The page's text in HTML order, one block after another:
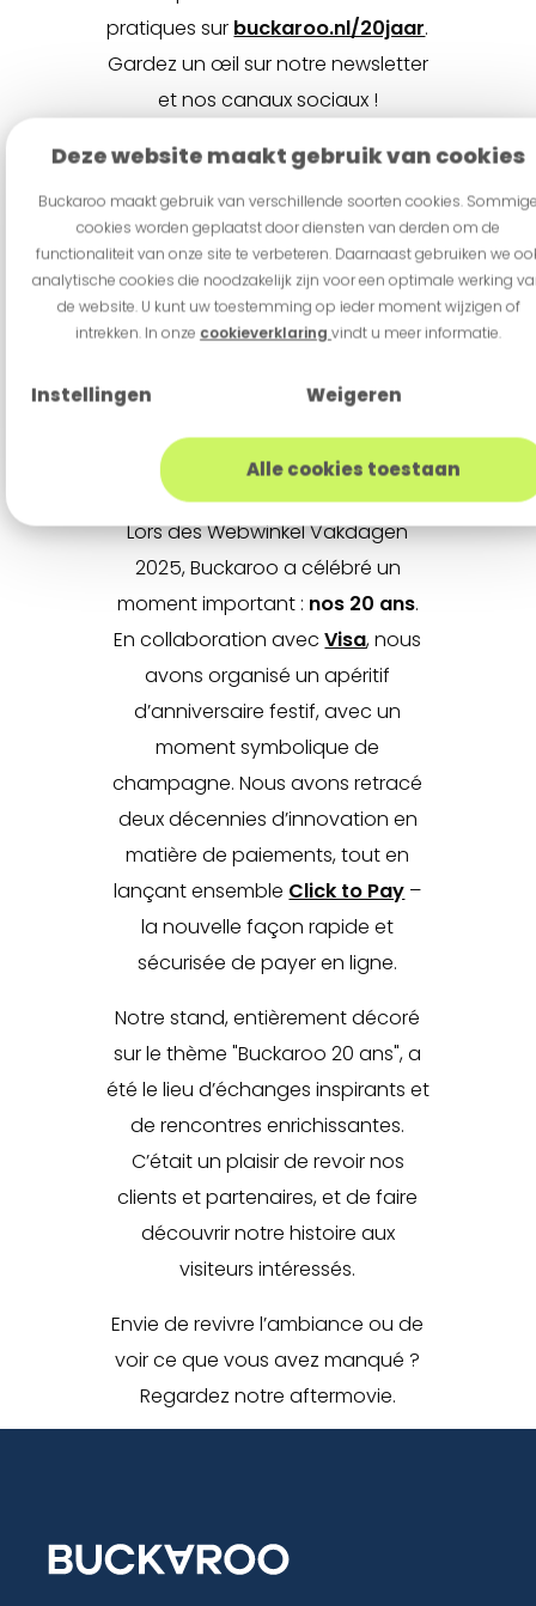
Deze website maakt gebruik van cookies
Buckaroo maakt gebruik van verschillende soorten cookies.
cookies worden geplaatst door diensten van derden om de
functionaliteit van onze site te verbeteren. Daarnaast gebruiken we
analytische cookies die noodzakelijk zijn voor een optimale werking
de website. U kunt uw toestemming op ieder moment wijzigen of
intrekken. In onze cookieverklaring vindt u meer informatie.
Instellingen Weigeren
Alle cookies toestaan
pratiques sur buckaroo.nl/20jaar.
Gardez un œil sur notre newsletter
et nos canaux sociaux !
Buckaroo aux
Webwinkel
Vakdagen 2025
Lors des Webwinkel Vakdagen
2025, Buckaroo a célébré un
moment important : nos 20 ans.
En collaboration avecVisa, nous
avons organisé un apéritif
d’anniversaire festif, avec un
moment symbolique de
champagne. Nous avons retracé
deux décennies d’innovation en
matière de paiements, tout en
lançant ensemble Click to Pay –
la nouvelle façon rapide et
sécurisée de payer en ligne.
Notre stand, entièrement décoré
sur le thème "Buckaroo 20 ans", a
été le lieu d’échanges inspirants et
de rencontres enrichissantes.
C’était un plaisir de revoir nos
clients et partenaires, et de faire
découvrir notre histoire aux
visiteurs intéressés.
Envie de revivre l’ambiance ou de
voir ce que vous avez manqué ?
Regardez notre aftermovie.